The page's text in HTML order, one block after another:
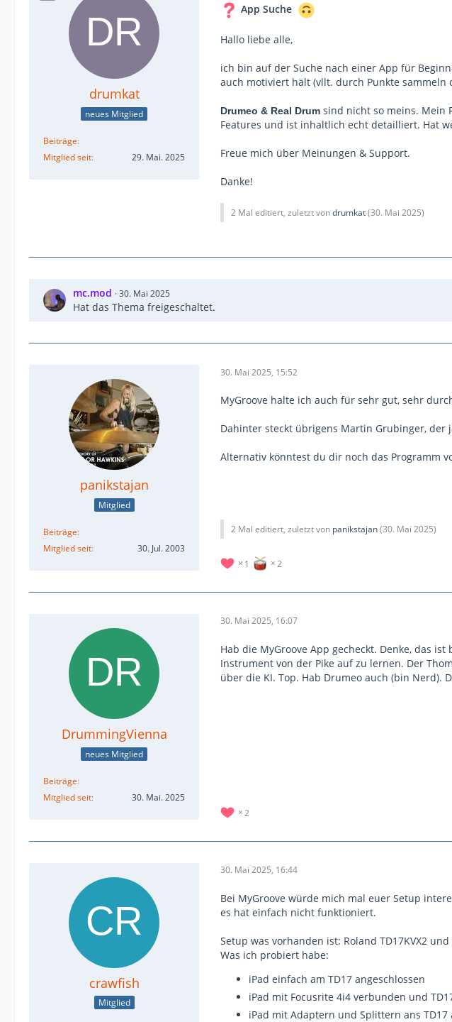
drumkat
neues Mitglied
Beiträge
Mitglied seit
29. Mai. 2025
App Suche
Hallo liebe alle,
ich bin auf der Suche nach einer App für
auch motiviert hält (vllt. durch Punkte
Drumeo & Real Drum sind nicht so meins. Mein
Features und ist inhaltlich echt detailliert. Hat
Freue mich über Meinungen & Support.
Danke!
2 Mal editiert, zuletzt vondrumkat(30. Mai 2025)
mc.mod 30. Mai 2025
Hat das Thema freigeschaltet.
panikstajan
Mitglied
Beiträge
Mitglied seit
30. Jul. 2003
30. Mai 2025, 15:52
MyGroove halte ich auch für sehr gut, sehr
Dahinter steckt übrigens Martin Grubinger, der
Alternativ könntest du dir noch das Programm
2 Mal editiert, zuletzt von panikstajan(30. Mai 2025)
1 2
DrummingVienna
neues Mitglied
Beiträge
Mitglied seit
30. Mai. 2025
30. Mai 2025, 16:07
Hab die MyGroove App gecheckt. Denke, das
Instrument von der Pike auf zu lernen. Der
über die KI. Top. Hab Drumeo auch (bin Nerd).
2
crawfish
Mitglied
30. Mai 2025, 16:44
Bei MyGroove würde mich mal euer Setup
es hat einfach nicht funktioniert.
Setup was vorhanden ist: Roland TD17KVX2
Was ich probiert habe:
iPad einfach am TD17 angeschlossen
iPad mit Focusrite 4i4 verbunden und
iPad mit Adaptern und Splittern ans TD17